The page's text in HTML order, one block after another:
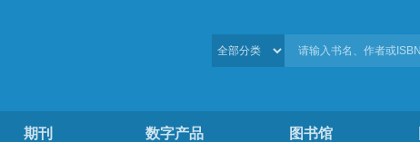
期刊 数字产品 图书馆